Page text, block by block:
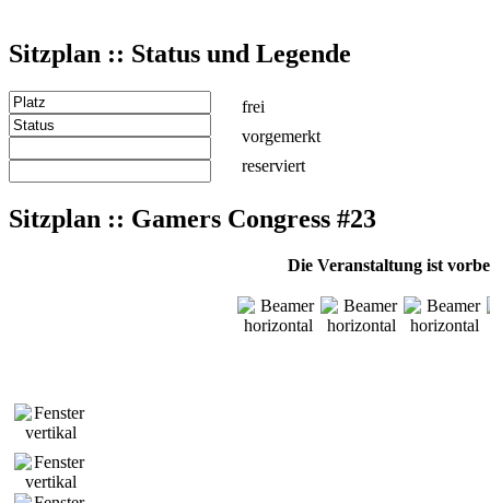
Sitzplan :: Status und Legende
frei
vorgemerkt
reserviert
Sitzplan :: Gamers Congress #23
Die Veranstaltung ist